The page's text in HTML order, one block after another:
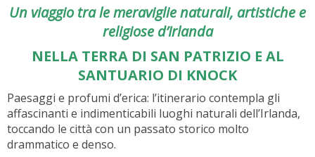
Un viaggio tra le meraviglie naturali, artistiche e
religiose d’Irlanda
NELLA TERRA DI SAN PATRIZIO E AL
SANTUARIO DI KNOCK
Paesaggi e profumi d’erica: l’itinerario contempla gli
affascinanti e indimenticabili luoghi naturali dell’Irlanda,
toccando le città con un passato storico molto
drammatico e denso.